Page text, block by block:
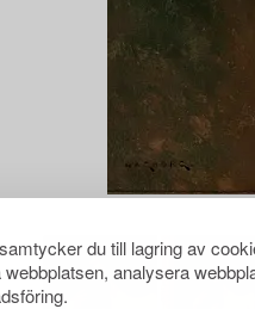
du till lagring av
analysera